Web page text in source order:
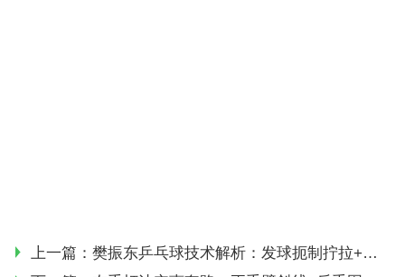
上一篇： 樊振东乒乓球技术解析：发球扼制拧拉+反手抢先上手+近台暴力衔接